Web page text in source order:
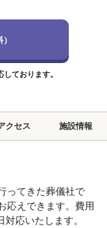
しております。
クセス 施設情報
ってきた葬儀社で
応えできます。費用
応いたします。